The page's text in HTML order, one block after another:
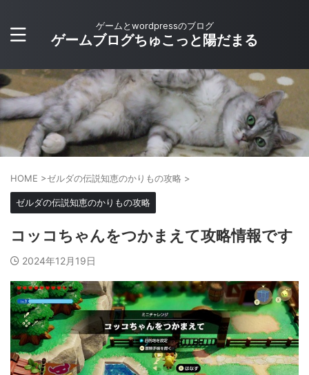
ゲームとwordpressのブログ
ゲームブログちゅこっと陽だまる
HOME >ゼルダの伝説知恵のかりもの攻略 >
ゼルダの伝説知恵のかりもの攻略
コッコちゃんをつかまえて攻略情報です
2024年12月19日